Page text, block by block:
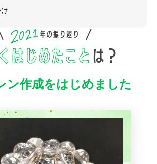
ン作成をはじめました